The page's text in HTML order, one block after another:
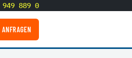
949 889 0